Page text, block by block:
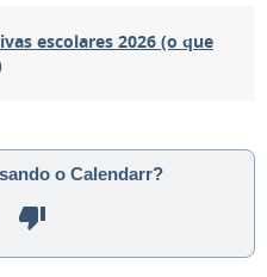
escolares 2026 (o que
o Calendarr?